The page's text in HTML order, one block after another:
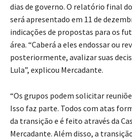
dias de governo. O relatório final
será apresentado em 11 de
indicações de propostas para os
área. “Caberá a eles endossar ou
posteriormente, avalizar suas
Lula”, explicou Mercadante.
“Os grupos podem solicitar
Isso faz parte. Todos com atas
da transição e é feito através da
Mercadante. Além disso, a